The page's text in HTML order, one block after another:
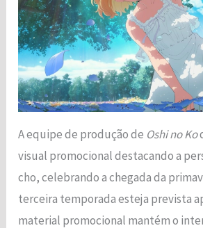
A equipe de produção de Oshi no Ko
visual promocional destacando a
cho, celebrando a chegada da
terceira temporada esteja prevista
material promocional mantém o
não
para
do
Para